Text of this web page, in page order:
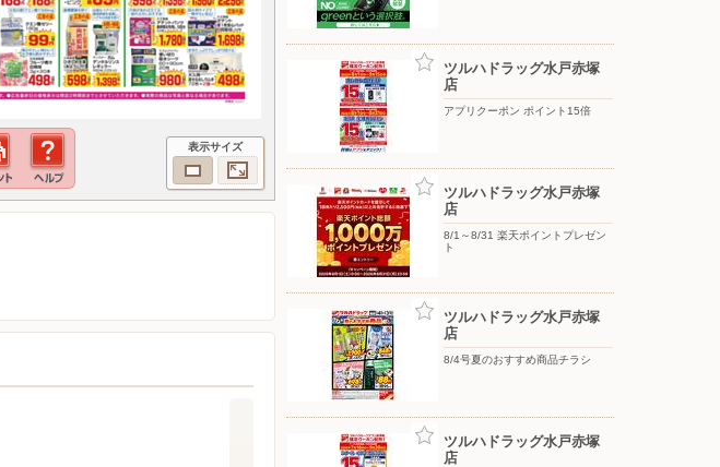
表示サイズ
ツルハドラッグ水戸赤塚
店
アプリクーポン ポイント15倍
ツルハドラッグ水戸赤塚
店
8/1～8/31 楽天ポイントプレゼン
ト
ツルハドラッグ水戸赤塚
店
8/4号夏のおすすめ商品チラシ
ツルハドラッグ水戸赤塚
店